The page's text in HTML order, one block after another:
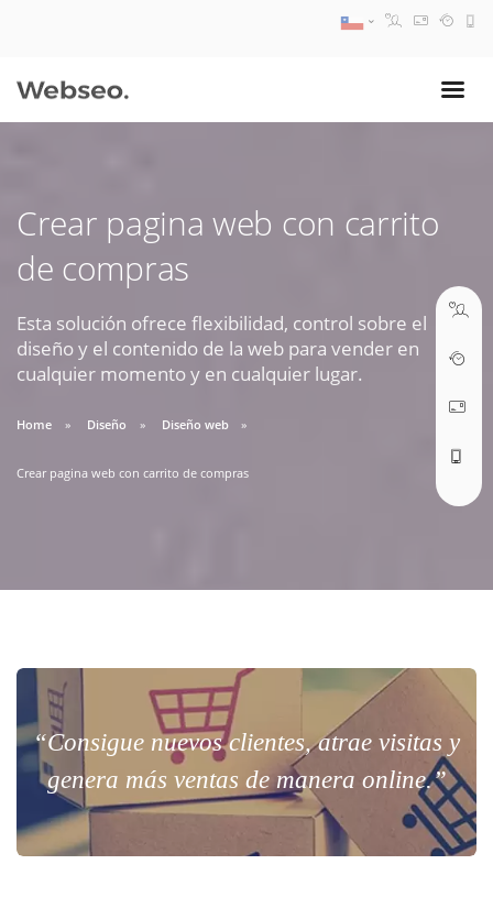
Crear pagina web con carrito
de compras
Esta solución ofrece flexibilidad, control sobre el
diseño y el contenido de la web para vender en
cualquier momento y en cualquier lugar.
Home Diseño Diseño web
Crear pagina web con carrito de compras
“Consigue nuevos clientes, atrae visitas y
genera más ventas de manera online.”
09:30 AM A 18:30 PM
soporte@webseo.cl
ABRIR TICKET